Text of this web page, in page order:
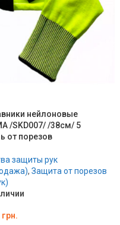
нейлоновые
/SKD007/ /38см/ 5
от порезов
защиты рук
, Защита от порезов
грн.